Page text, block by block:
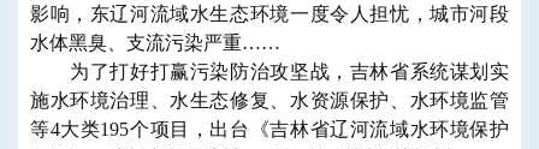
影响，东辽河流域水生态环境一度令人担忧，城市河段
水体黑臭、支流污染严重……
为了打好打赢污染防治攻坚战，吉林省系统谋划实
施水环境治理、水生态修复、水资源保护、水环境监管
等4大类195个项目，出台《吉林省辽河流域水环境保护